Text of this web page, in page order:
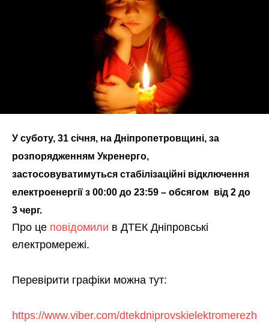
У суботу, 31 січня, на Дніпропетровщині, за
розпорядженням Укренерго,
застосовуватимуться стабілізаційні відключення
електроенергії з 00:00 до 23:59 – обсягом від 2 до
3 черг.
Про це повідомили в ДТЕК Дніпровські
електромережі.
Перевірити графіки можна тут:
https://www.viber.com/dtekdniprovskielektromerezh